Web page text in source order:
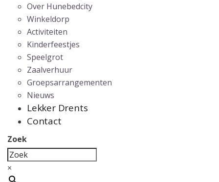
Over Hunebedcity
Winkeldorp
Activiteiten
Kinderfeestjes
Speelgrot
Zaalverhuur
Groepsarrangementen
Nieuws
Lekker Drents
Contact
Zoek
×